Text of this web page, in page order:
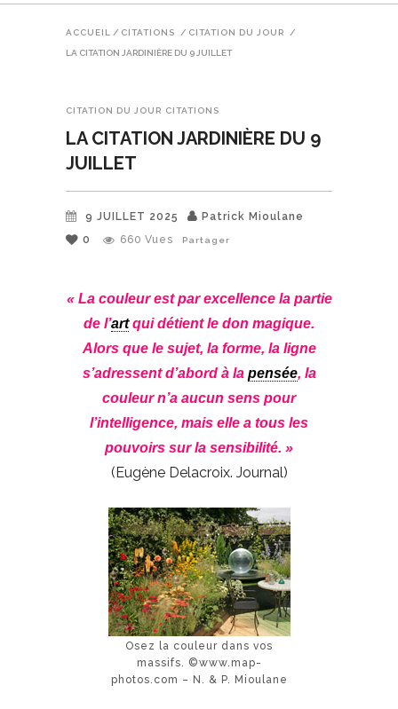
ACCUEIL / CITATIONS / CITATION DU JOUR /
LA CITATION JARDINIÈRE DU 9 JUILLET
CITATION DU JOUR CITATIONS
LA CITATION JARDINIÈRE DU 9
JUILLET
9 JUILLET 2025
Patrick Mioulane
0
660 Vues Partager
« La couleur est par excellence la partie
de l’artqui détient le don magique.
Alors que le sujet, la forme, la ligne
s’adressent d’abord à la pensée, la
couleur n’a aucun sens pour
l’intelligence, mais elle a tous les
pouvoirs sur la sensibilité. »
(Eugène Delacroix. Journal)
Osez la couleur dans vos
massifs. ©www.map-
photos.com – N. & P. Mioulane